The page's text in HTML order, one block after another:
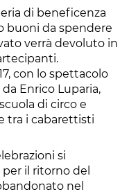
di beneficenza
buoni da spendere
verrà devoluto in
con lo spettacolo
Enrico Luparia,
di circo e
tra i cabarettisti
si
il ritorno del
nel